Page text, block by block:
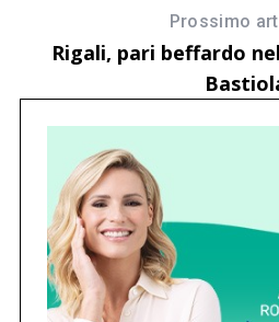
Prossimo
Rigali, pari beffardo